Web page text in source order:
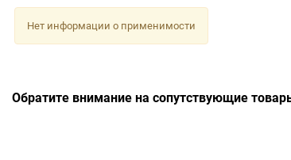
Нет информации о применимости
Обратите внимание на сопутствующие